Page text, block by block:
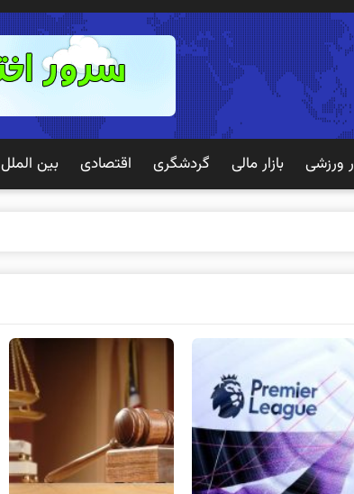
ورزشی بازار مالی گردشگری اقتصادی بین الملل